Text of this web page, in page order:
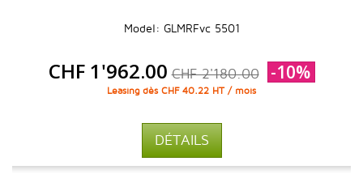
Model: GLMRFvc 5501
CHF 1'962.00 CHF 2'180.00 -10%
Leasing dès CHF 40.22 HT / mois
DÉTAILS